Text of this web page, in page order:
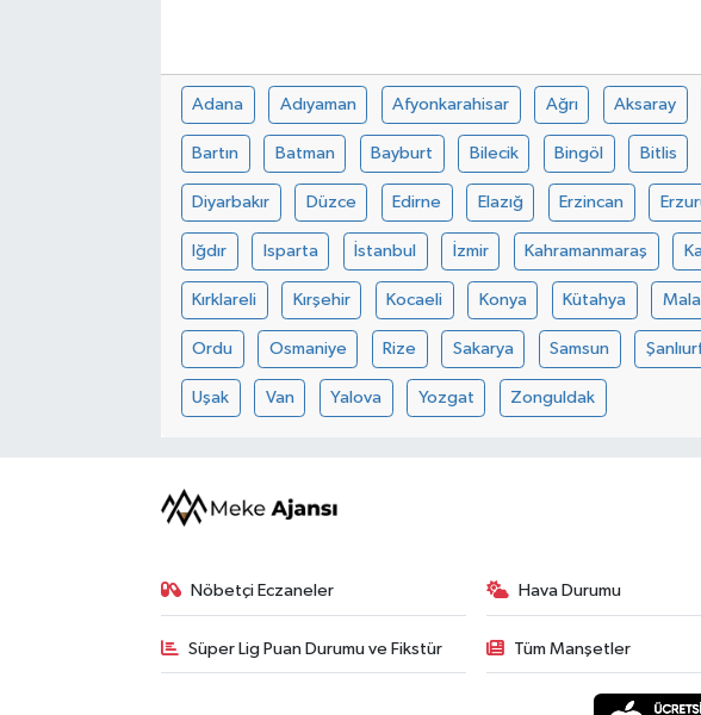
Adana Adıyaman Afyonkarahisar Ağrı Aksaray
Bartın Batman Bayburt Bilecik Bingöl Bitlis
Diyarbakır Düzce Edirne Elazığ Erzincan
Iğdır Isparta İstanbul İzmir Kahramanmaraş
Kırklareli Kırşehir Kocaeli Konya Kütahya
Ordu Osmaniye Rize Sakarya Samsun
Uşak Van Yalova Yozgat Zonguldak
Nöbetçi Eczaneler Hava Durumu
Süper Lig Puan Durumu ve Fikstür Tüm Manşetler